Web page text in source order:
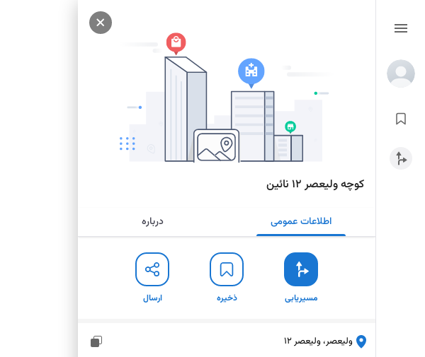
کوچه ولیعصر ۱۲ نائین
اطلاعات عمومی درباره
مسیریابی ذخیره ارسال
ولیعصر، ولیعصر 12